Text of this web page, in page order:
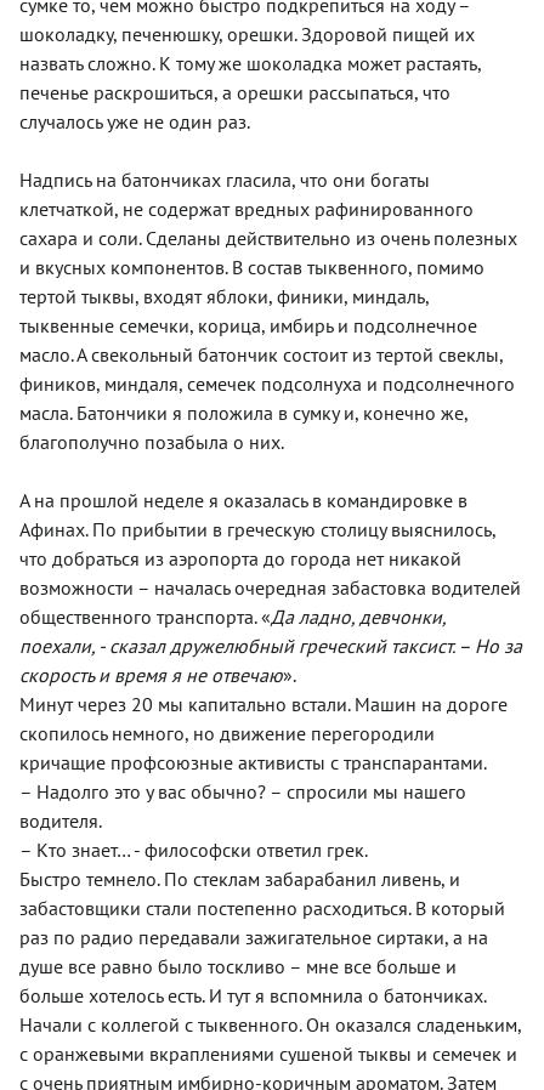
сумке то, чем можно быстро подкрепиться на ходу –
шоколадку, печенюшку, орешки. Здоровой пищей их
назвать сложно. К тому же шоколадка может растаять,
печенье раскрошиться, а орешки рассыпаться, что
случалось уже не один раз.
Надпись на батончиках гласила, что они богаты
клетчаткой, не содержат вредных рафинированного
сахара и соли. Сделаны действительно из очень полезных
и вкусных компонентов. В состав тыквенного, помимо
тертой тыквы, входят яблоки, финики, миндаль,
тыквенные семечки, корица, имбирь и подсолнечное
масло. А свекольный батончик состоит из тертой свеклы,
фиников, миндаля, семечек подсолнуха и подсолнечного
масла. Батончики я положила в сумку и, конечно же,
благополучно позабыла о них.
А на прошлой неделе я оказалась в командировке в
Афинах. По прибытии в греческую столицу выяснилось,
что добраться из аэропорта до города нет никакой
возможности – началась очередная забастовка водителей
общественного транспорта. «Да ладно, девчонки,
поехали, - сказал дружелюбный греческий таксист. – Но за
скорость и время я не отвечаю».
Минут через 20 мы капитально встали. Машин на дороге
скопилось немного, но движение перегородили
кричащие профсоюзные активисты с транспарантами.
– Надолго это у вас обычно? – спросили мы нашего
водителя.
– Кто знает… - философски ответил грек.
Быстро темнело. По стеклам забарабанил ливень, и
забастовщики стали постепенно расходиться. В который
раз по радио передавали зажигательное сиртаки, а на
душе все равно было тоскливо – мне все больше и
больше хотелось есть. И тут я вспомнила о батончиках.
Начали с коллегой с тыквенного. Он оказался сладеньким,
с оранжевыми вкраплениями сушеной тыквы и семечек и
с очень приятным имбирно-коричным ароматом. Затем